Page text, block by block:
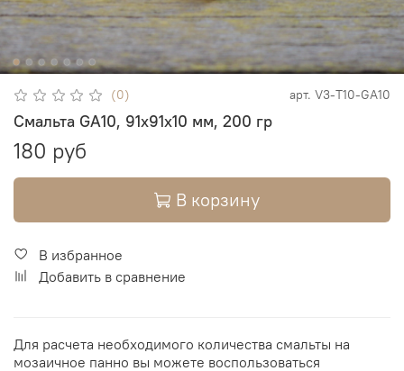
(0) арт. V3-T10-GA10
Смальта GA10, 91х91х10 мм, 200 гр
180 руб
В корзину
В избранное
Добавить в сравнение
Для расчета необходимого количества смальты на
мозаичное панно вы можете воспользоваться